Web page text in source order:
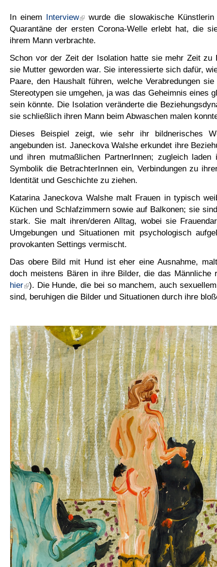
In einem Interview
wurde die slowakische
Quarantäne der ersten Corona-Welle erlebt hat, die
ihrem Mann verbrachte.
Schon vor der Zeit der Isolation hatte sie mehr Zeit zu
sie Mutter geworden war. Sie interessierte sich dafür,
Paare, den Haushalt führen, welche Verabredungen
Stereotypen sie umgehen, ja was das Geheimnis eines
sein könnte. Die Isolation veränderte die
sie schließlich ihren Mann beim Abwaschen malen
Dieses Beispiel zeigt, wie sehr ihr bildnerisches
angebunden ist. Janeckova Walshe erkundet ihre
und ihren mutmaßlichen PartnerInnen; zugleich
Symbolik die BetrachterInnen ein, Verbindungen zu
Identität und Geschichte zu ziehen.
Katarina Janeckova Walshe malt Frauen in typisch
Küchen und Schlafzimmern sowie auf Balkonen; sie
stark. Sie malt ihren/deren Alltag, wobei sie
Umgebungen und Situationen mit psychologisch
provokanten Settings vermischt.
Das obere Bild mit Hund ist eher eine Ausnahme,
doch meistens Bären in ihre Bilder, die das Männliche
hier ). Die Hunde, die bei so manchem, auch
sind, beruhigen die Bilder und Situationen durch ihre